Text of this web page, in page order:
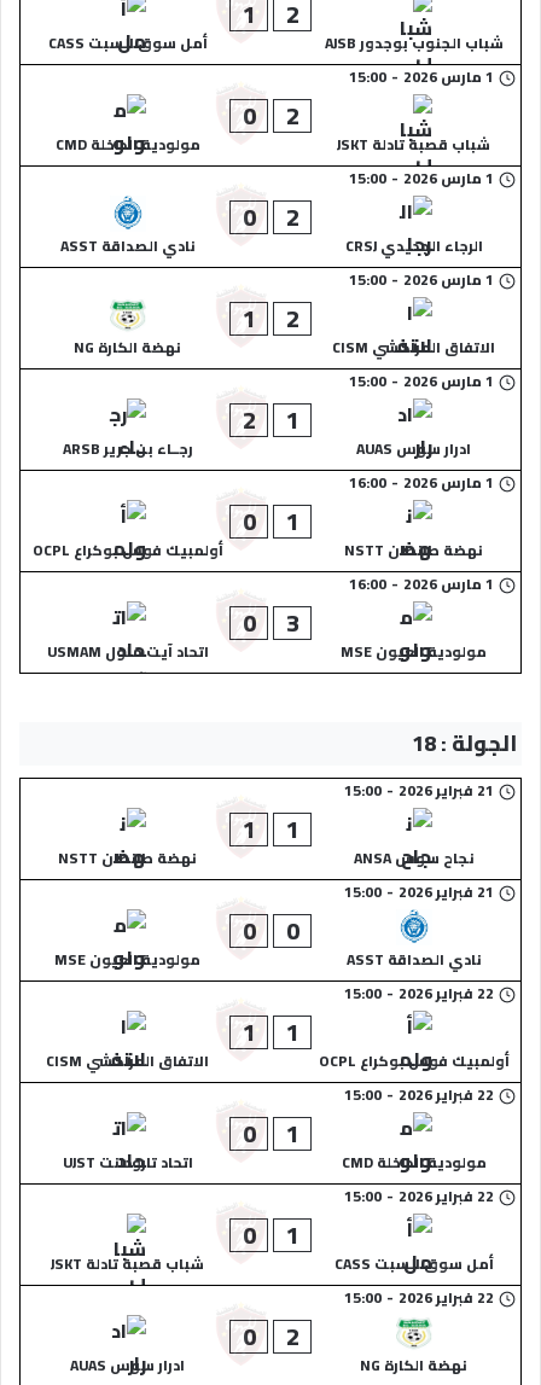
شباب الجنوب بوجدور AJSB
2
1
أمل سوق السبت CASS
1 مارس 2026
-
15:00
شباب قصبة تادلة JSKT
2
0
مولودية الداخلة CMD
1 مارس 2026
-
15:00
الرجاء الجديدي CRSJ
2
0
نادي الصداقة ASST
1 مارس 2026
-
15:00
الاتفاق المراكشي CISM
2
1
نهضة الكارة NG
1 مارس 2026
-
15:00
ادرار سوس AUAS
1
2
رجــاء بن جرير ARSB
1 مارس 2026
-
16:00
نهضة طانطان NSTT
1
0
أولمبيك فوس بوكراع OCPL
1 مارس 2026
-
16:00
مولودية العيون MSE
3
0
اتحاد آيت ملول USMAM
الجولة : 18
21 فبراير 2026 -
15:00
نجاح سوس ANSA
1
1
نهضة طانطان NSTT
21 فبراير 2026
-
15:00
نادي الصداقة ASST
0
0
مولودية العيون MSE
22 فبراير 2026
-
15:00
أولمبيك فوس بوكراع OCPL
1
1
الاتفاق المراكشي CISM
22 فبراير 2026
-
15:00
مولودية الداخلة CMD
1
0
اتحاد تارودانت UJST
22 فبراير 2026
-
15:00
أمل سوق السبت CASS
1
0
شباب قصبة تادلة JSKT
22 فبراير 2026
-
15:00
نهضة الكارة NG
2
0
ادرار سوس AUAS